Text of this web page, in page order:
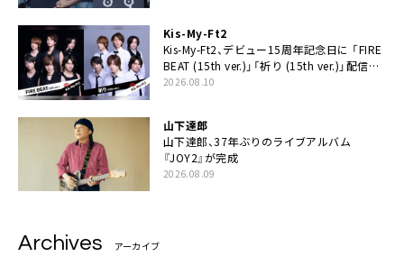
Kis-My-Ft2
Kis-My-Ft2、デビュー15周年記念日に 「FIRE
BEAT (15th ver.)」「祈り (15th ver.)」配信ス
タート
2026.08.10
山下達郎
山下達郎、37年ぶりのライブアルバム
『JOY2』が完成
2026.08.09
Archives アーカイブ